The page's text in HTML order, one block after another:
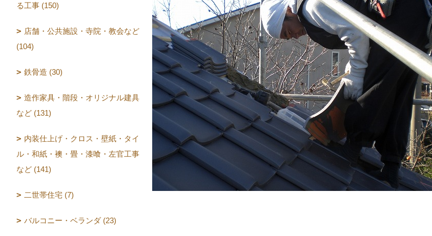
る工事 (150)
店舗・公共施設・寺院・教会など
(104)
鉄骨造 (30)
造作家具・階段・オリジナル建具
など (131)
内装仕上げ・クロス・壁紙・タイ
ル・和紙・襖・畳・漆喰・左官工事
など (141)
二世帯住宅 (7)
バルコニー・ベランダ (23)